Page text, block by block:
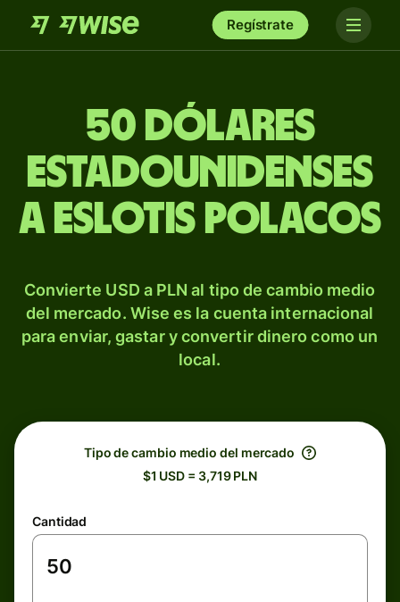
Regístrate
50 dólares
estadounidenses
a eslotis polacos
Convierte USD a PLN al tipo de cambio medio
del mercado. Wise es la cuenta internacional
para enviar, gastar y convertir dinero como un
local.
Tipo de cambio medio del mercado
$1 USD = 3,719 PLN
Cantidad